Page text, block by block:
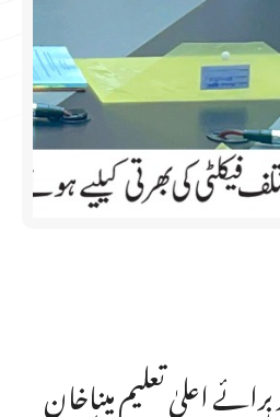
اعلیٰ تعلیم میناخان